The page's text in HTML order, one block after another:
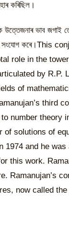
কৰিছিল।
উত্তেজনাৰ ভাব
সংযোগ কৰে।This
role in the
by R.P.
of
third
number theory
solutions of
and he
this work.
Ramanujan’s
now called